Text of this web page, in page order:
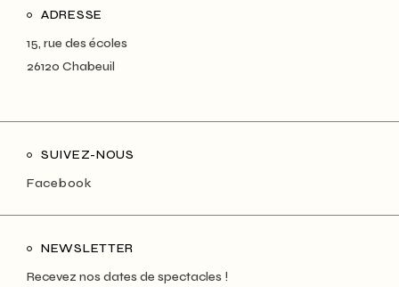
ADRESSE
15, rue des écoles
26120 Chabeuil
SUIVEZ-NOUS
Facebook
NEWSLETTER
Recevez nos dates de spectacles !